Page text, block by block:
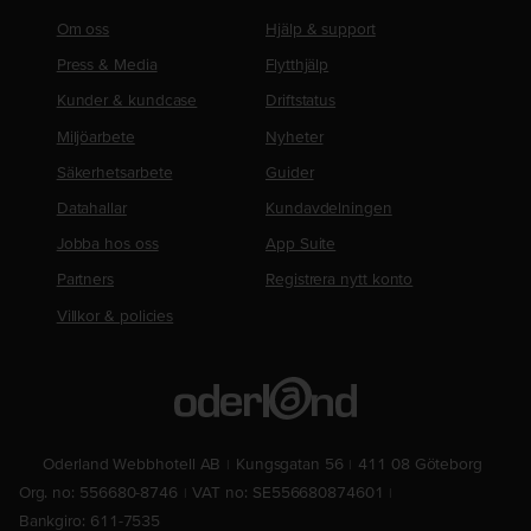
Om oss
Press & Media
Kunder & kundcase
Miljöarbete
Säkerhetsarbete
Datahallar
Jobba hos oss
Partners
Villkor & policies
Hjälp & support
Flytthjälp
Driftstatus
Nyheter
Guider
Kundavdelningen
App Suite
Registrera nytt konto
Oderland Webbhotell AB Kungsgatan 56
411 08 Göteborg
Org. no: 556680-8746
VAT no: SE556680874601
Bankgiro: 611-7535